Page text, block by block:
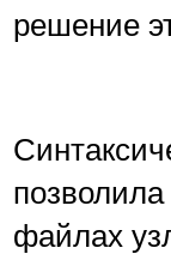
решение
файлах